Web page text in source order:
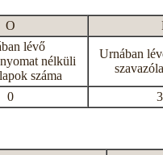
O
lévő
nélküli
száma
Urnában
0